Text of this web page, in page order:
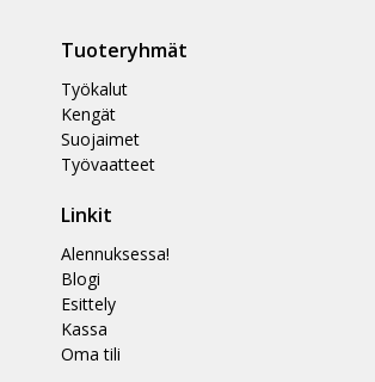
Tuoteryhmät
Työkalut
Kengät
Suojaimet
Työvaatteet
Linkit
Alennuksessa!
Blogi
Esittely
Kassa
Oma tili